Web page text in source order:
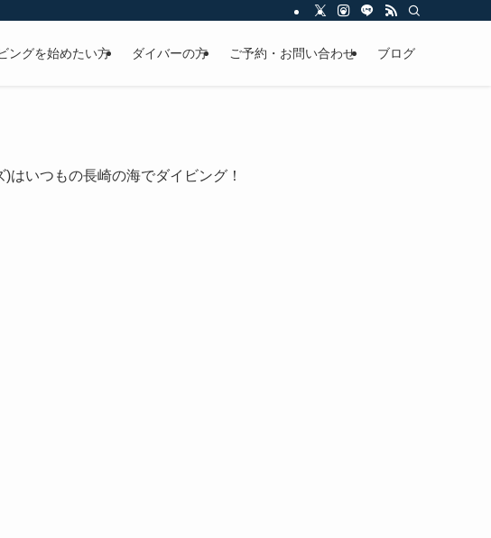
ングを始めたい方 ダイバーの方 ご予約・お問い合わせ ブログ
いつもの長崎の海でダイビング！